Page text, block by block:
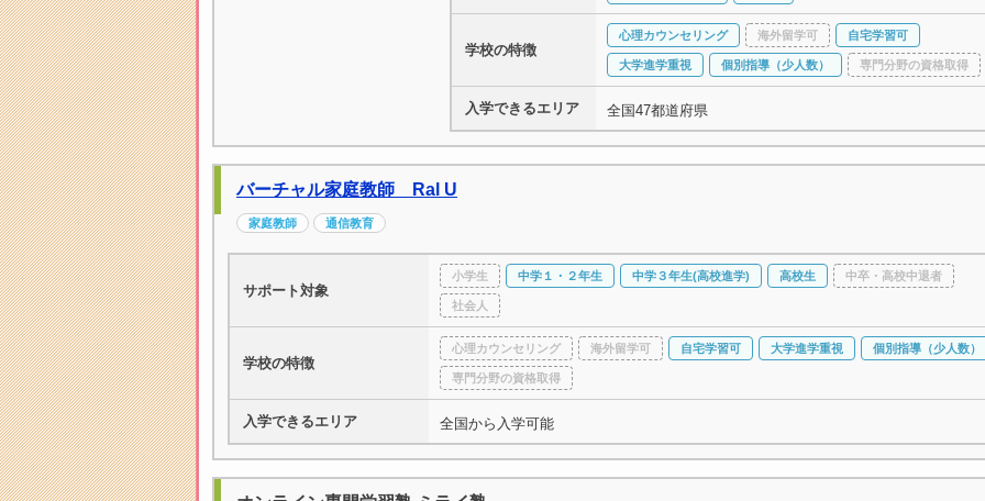
学校の特徴
心理カウンセリング 海外留学可 自宅学習可
大学進学重視 個別指導（少人数） 専門分野の資格取得
入学できるエリア 全国47都道府県
バーチャル家庭教師 Ral U
家庭教師 通信教育
サポート対象
小学生 中学１・２年生 中学３年生(高校進学) 高校生 中卒・高校中退者
社会人
学校の特徴
心理カウンセリング 海外留学可 自宅学習可 大学進学重視 個別指導（少人数）
専門分野の資格取得
入学できるエリア 全国から入学可能